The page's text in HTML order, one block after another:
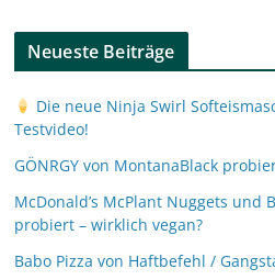
Neueste Beiträge
Die neue Ninja Swirl
Testvideo!
GÖNRGY von MontanaBlack
McDonald’s McPlant Nuggets und
probiert – wirklich vegan?
Babo Pizza von Haftbefehl /